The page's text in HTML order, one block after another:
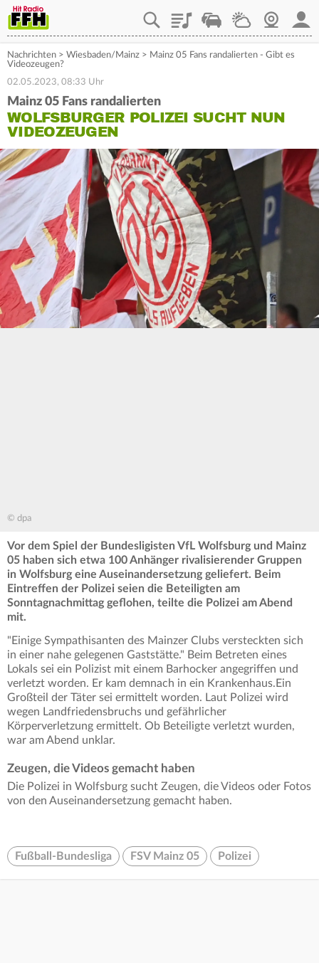
PlaylistStaupilotWetterWebcam
Nachrichten > Wiesbaden/Mainz > Mainz 05 Fans randalierten - Gibt es
Videozeugen?
02.05.2023, 08:33 Uhr
Mainz 05 Fans randalierten
WOLFSBURGER POLIZEI SUCHT NUN
VIDEOZEUGEN
© dpa
Vor dem Spiel der Bundesligisten VfL Wolfsburg und Mainz
05 haben sich etwa 100 Anhänger rivalisierender Gruppen
in Wolfsburg eine Auseinandersetzung geliefert. Beim
Eintreffen der Polizei seien die Beteiligten am
Sonntagnachmittag geflohen, teilte die Polizei am Abend
mit.
"Einige Sympathisanten des Mainzer Clubs versteckten sich
in einer nahe gelegenen Gaststätte." Beim Betreten eines
Lokals sei ein Polizist mit einem Barhocker angegriffen und
verletzt worden. Er kam demnach in ein Krankenhaus.Ein
Großteil der Täter sei ermittelt worden. Laut Polizei wird
wegen Landfriedensbruchs und gefährlicher
Körperverletzung ermittelt. Ob Beteiligte verletzt wurden,
war am Abend unklar.
Zeugen, die Videos gemacht haben
Die Polizei in Wolfsburg sucht Zeugen, die Videos oder Fotos
von den Auseinandersetzung gemacht haben.
Fußball-Bundesliga FSV Mainz 05 Polizei